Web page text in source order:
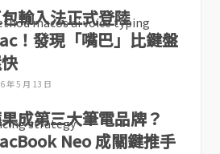
輸入法正式登陸
！發現「嘴巴」比鍵盤
年 5 月 13 日
成第三大筆電品牌？
Neo 成關鍵推手